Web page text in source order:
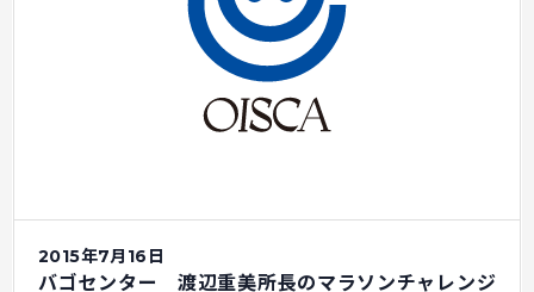
2015年7月16日
バゴセンター 渡辺重美所長のマラソンチャレンジ